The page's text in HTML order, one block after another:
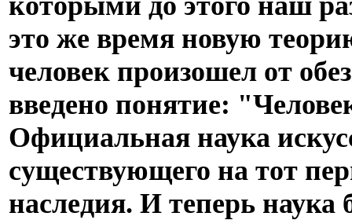
это же время новую
человек произошел от
введено понятие:
Официальная наука
существующего на тот
наследия. И теперь наука